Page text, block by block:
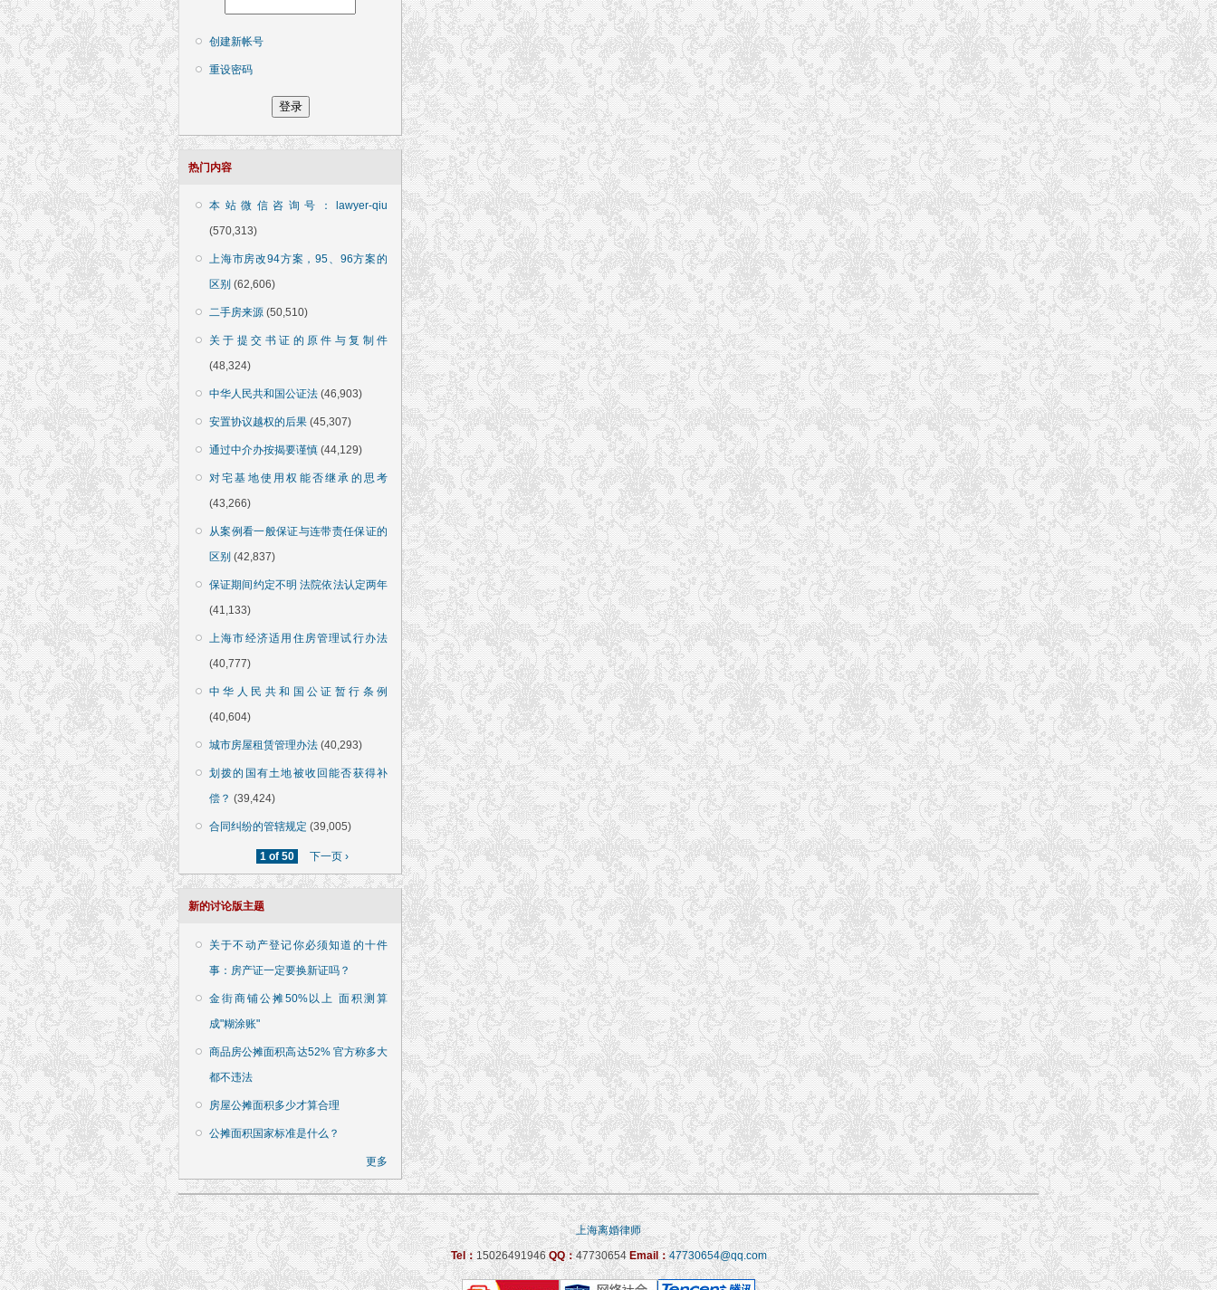
创建新帐号
重设密码
热门内容
本站微信咨询号：lawyer-qiu
(570,313)
上海市房改94方案，95、96方案的
区别 (62,606)
二手房来源 (50,510)
关于提交书证的原件与复制件
(48,324)
中华人民共和国公证法 (46,903)
安置协议越权的后果 (45,307)
通过中介办按揭要谨慎 (44,129)
对宅基地使用权能否继承的思考
(43,266)
从案例看一般保证与连带责任保证的
区别 (42,837)
保证期间约定不明 法院依法认定两年
(41,133)
上海市经济适用住房管理试行办法
(40,777)
中华人民共和国公证暂行条例
(40,604)
城市房屋租赁管理办法 (40,293)
划拨的国有土地被收回能否获得补
偿？ (39,424)
合同纠纷的管辖规定 (39,005)
1 of 50 下一页 ›
新的讨论版主题
关于不动产登记你必须知道的十件
事：房产证一定要换新证吗？
金街商铺公摊50%以上 面积测算
成"糊涂账"
商品房公摊面积高达52% 官方称多大
都不违法
房屋公摊面积多少才算合理
公摊面积国家标准是什么？
更多
上海离婚律师
Tel：15026491946QQ：47730654Email：47730654@qq.com